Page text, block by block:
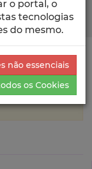
Currículo
público
o portal, o
tecnologias
do mesmo.
não essenciais
os Cookies